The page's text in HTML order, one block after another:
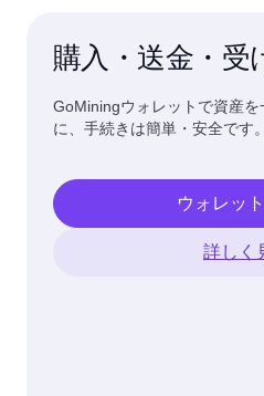
購入・送金・受
GoMiningウォレットで資産
に、手続きは簡単・安全です。
ウォレッ
詳しく